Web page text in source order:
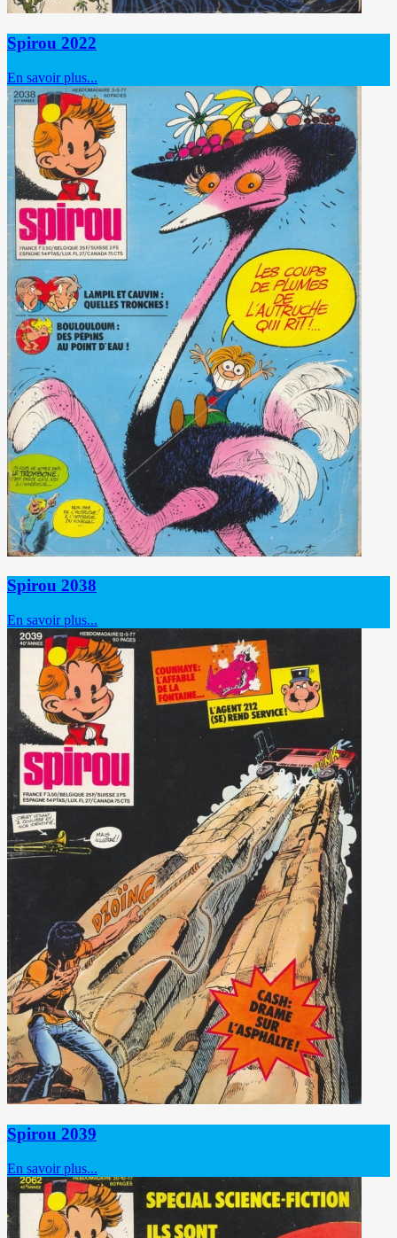
Spirou 2022
En savoir plus...
Spirou 2038
En savoir plus...
Spirou 2039
En savoir plus...